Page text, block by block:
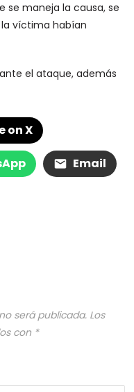
se maneja la causa, se
víctima habían
el ataque, además
on X
Email
será publicada. Los
con *